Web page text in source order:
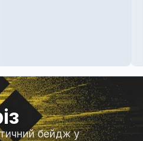
бейдж у